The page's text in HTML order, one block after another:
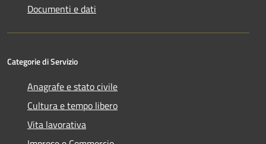
Documenti e dati
Categorie di Servizio
Anagrafe e stato civile
Cultura e tempo libero
Vita lavorativa